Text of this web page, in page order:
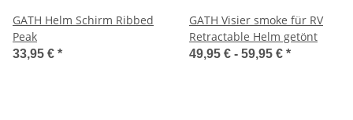
GATH Helm Schirm Ribbed
Peak
33,95 € *
GATH Visier smoke für RV
Retractable Helm getönt
49,95 € - 59,95 € *